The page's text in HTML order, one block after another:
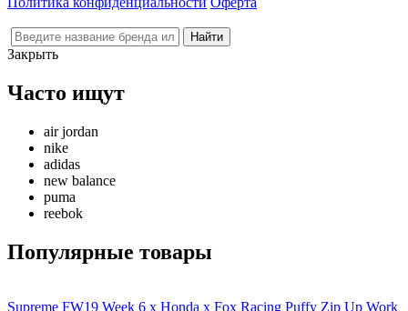
Закрыть
Часто ищут
air jordan
nike
adidas
new balance
puma
reebok
Популярные товары
Supreme FW19 Week 6 x Honda x Fox Racing Puffy Zip Up Work